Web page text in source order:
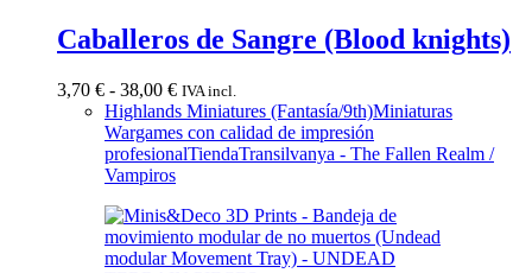
Caballeros de Sangre (Blood knights)
3,70 € - 38,00 €Rango
de
precios:
desde
38,00 €
IVA incl.
Highlands Miniatures (Fantasía/9th)Miniaturas
Wargames con calidad de impresión
profesionalTiendaTransilvanya - The Fallen Realm /
Vampiros